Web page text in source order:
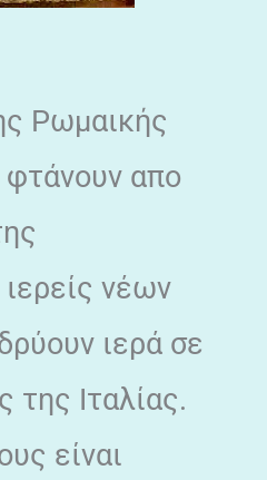
Ρωμαικής
φτάνουν απο
νέων
ιερά σε
της Ιταλίας.
είναι